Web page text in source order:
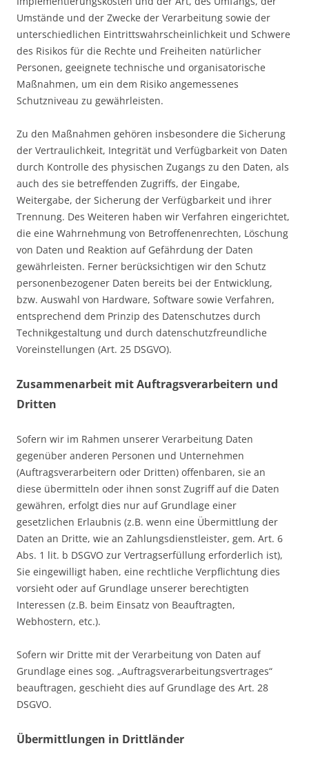
Umstände und der Zwecke der Verarbeitung sowie der
unterschiedlichen Eintrittswahrscheinlichkeit und Schwere
des Risikos für die Rechte und Freiheiten natürlicher
Personen, geeignete technische und organisatorische
Maßnahmen, um ein dem Risiko angemessenes
Schutzniveau zu gewährleisten.
Zu den Maßnahmen gehören insbesondere die Sicherung
der Vertraulichkeit, Integrität und Verfügbarkeit von Daten
durch Kontrolle des physischen Zugangs zu den Daten, als
auch des sie betreffenden Zugriffs, der Eingabe,
Weitergabe, der Sicherung der Verfügbarkeit und ihrer
Trennung. Des Weiteren haben wir Verfahren eingerichtet,
die eine Wahrnehmung von Betroffenenrechten, Löschung
von Daten und Reaktion auf Gefährdung der Daten
gewährleisten. Ferner berücksichtigen wir den Schutz
personenbezogener Daten bereits bei der Entwicklung,
bzw. Auswahl von Hardware, Software sowie Verfahren,
entsprechend dem Prinzip des Datenschutzes durch
Technikgestaltung und durch datenschutzfreundliche
Voreinstellungen (Art. 25 DSGVO).
Zusammenarbeit mit Auftragsverarbeitern und
Dritten
Sofern wir im Rahmen unserer Verarbeitung Daten
gegenüber anderen Personen und Unternehmen
(Auftragsverarbeitern oder Dritten) offenbaren, sie an
diese übermitteln oder ihnen sonst Zugriff auf die Daten
gewähren, erfolgt dies nur auf Grundlage einer
gesetzlichen Erlaubnis (z.B. wenn eine Übermittlung der
Daten an Dritte, wie an Zahlungsdienstleister, gem. Art. 6
Abs. 1 lit. b DSGVO zur Vertragserfüllung erforderlich ist),
Sie eingewilligt haben, eine rechtliche Verpflichtung dies
vorsieht oder auf Grundlage unserer berechtigten
Interessen (z.B. beim Einsatz von Beauftragten,
Webhostern, etc.).
Sofern wir Dritte mit der Verarbeitung von Daten auf
Grundlage eines sog. „Auftragsverarbeitungsvertrages“
beauftragen, geschieht dies auf Grundlage des Art. 28
DSGVO.
Übermittlungen in Drittländer